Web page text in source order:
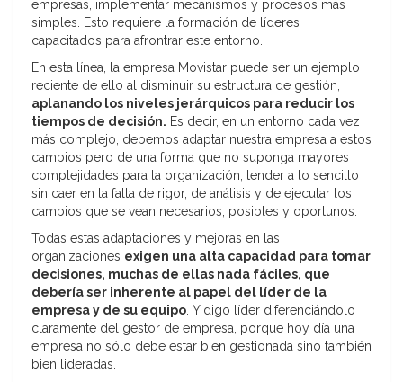
empresas, implementar mecanismos y procesos más
simples. Esto requiere la formación de líderes
capacitados para afrontrar este entorno.
En esta línea, la empresa Movistar puede ser un ejemplo
reciente de ello al disminuir su estructura de gestión,
aplanando los niveles jerárquicos para reducir los
tiempos de decisión. Es decir, en un entorno cada vez
más complejo, debemos adaptar nuestra empresa a estos
cambios pero de una forma que no suponga mayores
complejidades para la organización, tender a lo sencillo
sin caer en la falta de rigor, de análisis y de ejecutar los
cambios que se vean necesarios, posibles y oportunos.
Todas estas adaptaciones y mejoras en las
organizaciones exigen una alta capacidad para tomar
decisiones, muchas de ellas nada fáciles, que
debería ser inherente al papel del líder de la
empresa y de su equipo . Y digo líder diferenciándolo
claramente del gestor de empresa, porque hoy día una
empresa no sólo debe estar bien gestionada sino también
bien lideradas.